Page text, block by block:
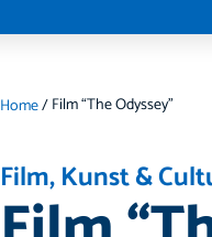
Home/Film “The Odyssey”
Film,Kunst &